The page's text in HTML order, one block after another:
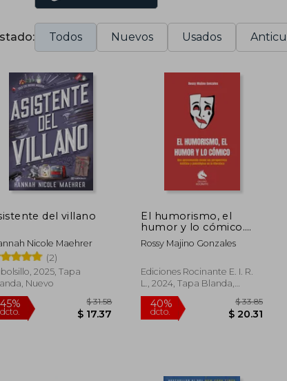
Todos Nuevos Usados
del villano
Nicole Maehrer
(2)
2025, Tapa
Nuevo
El humorismo, el
humor y lo cómico.
Una aproximación
desde la perspectiva
en la literatura
Rossy Majino Gonzales
Ediciones Rocinante E. I. R.
L., 2024, Tapa Blanda,
Nuevo